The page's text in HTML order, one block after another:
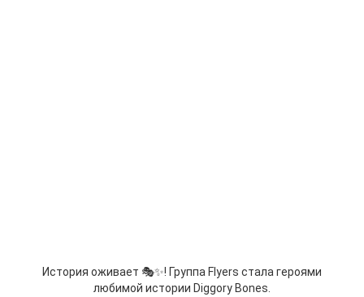
История оживает 🎭✨! Группа Flyers стала героями
любимой истории Diggory Bones.